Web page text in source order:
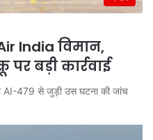
India विमान,
बड़ी कार्रवाई
AI-479 से जुड़ी उस घटना की जांच